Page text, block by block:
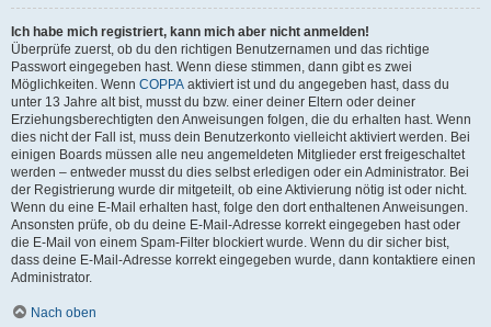
Ich habe mich registriert, kann mich aber nicht anmelden!
Überprüfe zuerst, ob du den richtigen Benutzernamen und das richtige
Passwort eingegeben hast. Wenn diese stimmen, dann gibt es zwei
Möglichkeiten. Wenn COPPA aktiviert ist und du angegeben hast, dass du
unter 13 Jahre alt bist, musst du bzw. einer deiner Eltern oder deiner
Erziehungsberechtigten den Anweisungen folgen, die du erhalten hast. Wenn
dies nicht der Fall ist, muss dein Benutzerkonto vielleicht aktiviert werden. Bei
einigen Boards müssen alle neu angemeldeten Mitglieder erst freigeschaltet
werden – entweder musst du dies selbst erledigen oder ein Administrator. Bei
der Registrierung wurde dir mitgeteilt, ob eine Aktivierung nötig ist oder nicht.
Wenn du eine E-Mail erhalten hast, folge den dort enthaltenen Anweisungen.
Ansonsten prüfe, ob du deine E-Mail-Adresse korrekt eingegeben hast oder
die E-Mail von einem Spam-Filter blockiert wurde. Wenn du dir sicher bist,
dass deine E-Mail-Adresse korrekt eingegeben wurde, dann kontaktiere einen
Administrator.
Nach oben